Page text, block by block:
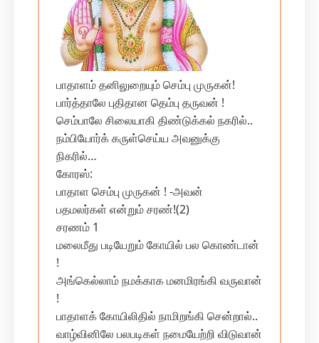
பாதாளம் தனிலுறையும் செம்பு முருகன்!
பார்த்தாலே புதிதான தெம்பு தருவன் !
செம்பாலே சிலையாகி திண்டுக்கல் நகரில்..
நம்பியோர்க் கருள்செய்ய அவனுக்கு
நிகரில்…
கோரஸ்:
பாதாள செம்பு முருகன் ! -அவன்
பதமலர்கள் என்றும் சரண்!(2)
சரணம் 1
மலைமீது படியேறும் கோயில் பல கொண்டான்
!
அங்கெல்லாம் நமக்காக மனமிரங்கி வருவான்
!
பாதாளக் கோயிலிதில் நாமிறங்கி சென்றால்..
வாழ்வினிலே பலபடிகள் நமையேற்றி விடுவான்